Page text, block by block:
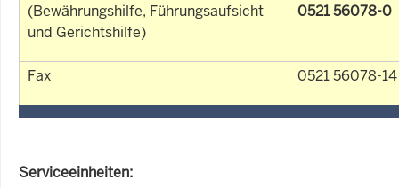
(Bewährungshilfe, Führungsaufsicht
und Gerichtshilfe)
0521 56078-0
Fax 0521 56078-14
Serviceeinheiten: